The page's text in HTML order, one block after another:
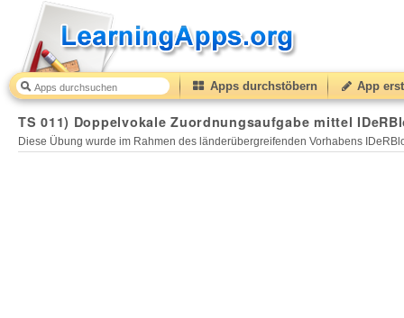
Apps durchstöbern App
TS 011) Doppelvokale Zuordnungsaufgabe mittel
Diese Übung wurde im Rahmen des länderübergreifenden Vorhabens